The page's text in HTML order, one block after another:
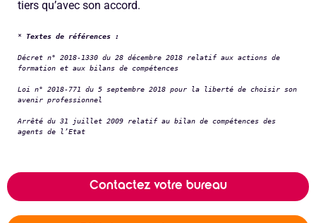
tiers qu’avec son accord.
* Textes de références :
Décret n° 2018-1330 du 28 décembre 2018 relatif aux actions de
formation et aux bilans de compétences
Loi n° 2018-771 du 5 septembre 2018 pour la liberté de choisir son
avenir professionnel
Arrêté du 31 juillet 2009 relatif au bilan de compétences des
agents de l’Etat
Contactez votre bureau